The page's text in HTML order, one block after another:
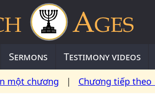
Sermons Testimony videos
một chương | Chương tiếp theo